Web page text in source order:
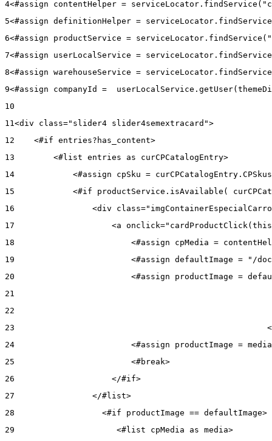
4<#assign contentHelper =
5<#assign definitionHelper =
6<#assign productService =
7<#assign userLocalService =
8<#assign warehouseService =
9<#assign companyId =
10
11 <div class="slider4 slider4semextracard">
12
    <#if entries?has_content>
13
        <#list entries as curCPCatalogEntry>
14
<#assign cpSku =
15
<#if productService.isAvailable(
16
<div
17
<a
18
<#assign cpMedia =
19
<#assign defaultImage = "/
20
<#assign productImage =
21
22
23
24
<#assign productImage =
25
                        <#break>
26
                    </#if>
27
                </#list>
28
                  <#if productImage == defaultImage>
29
                     <#list cpMedia as media>